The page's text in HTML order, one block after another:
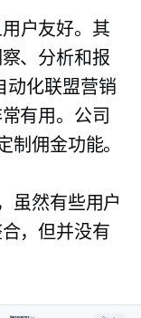
户友好。其
、分析和报
动化联盟营销
有用。公司
制佣金功能。
虽然有些用户
，但并没有